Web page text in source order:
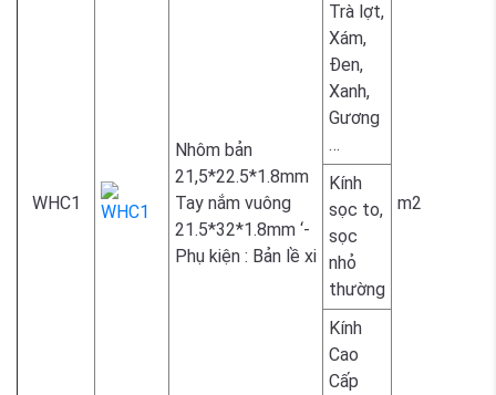
WHC1
Nhôm bản
21,5*22.5*1.8mm
Tay nắm vuông
21.5*32*1.8mm ‘-
Phụ kiện : Bản lề xi
m2
Trà lợt,
Xám,
Đen,
Xanh,
Gương
…
Kính
sọc to,
sọc
nhỏ
thường
Kính
Cao
Cấp